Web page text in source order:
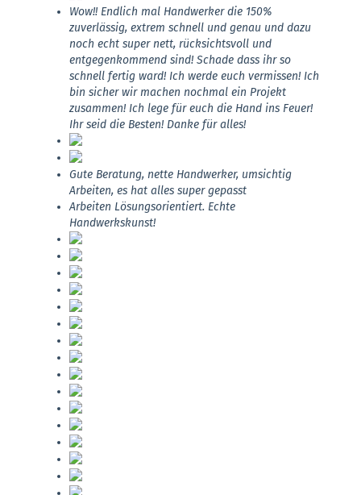
Wow!! Endlich mal Handwerker die 150%
zuverlässig, extrem schnell und genau und dazu
noch echt super nett, rücksichtsvoll und
entgegenkommend sind! Schade dass ihr so
schnell fertig ward! Ich werde euch vermissen! Ich
bin sicher wir machen nochmal ein Projekt
zusammen! Ich lege für euch die Hand ins Feuer!
Ihr seid die Besten! Danke für alles!
Gute Beratung, nette Handwerker, umsichtig
Arbeiten, es hat alles super gepasst
Arbeiten Lösungsorientiert. Echte
Handwerkskunst!